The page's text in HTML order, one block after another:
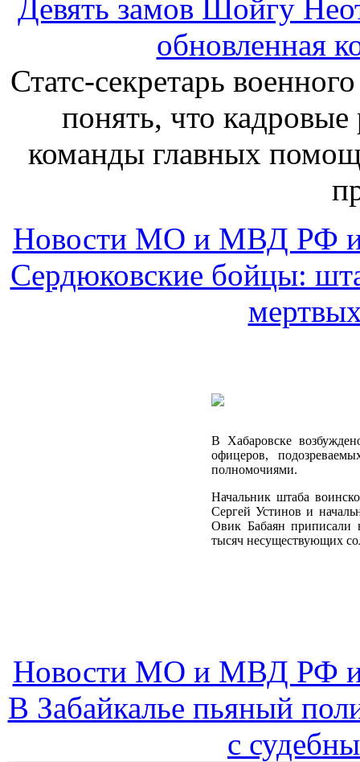
Девять замов Шойгу
обновленная
Статс-секретарь
понять, что
команды главных
Новости МО и МВД РФ
Сердюковские бойцы:
В Хабаровске
офицеров,
полномочиями.
Начальник штаба
Сергей Устинов и
Овик Бабаян приписали
тысяч несуществующих
Новости МО и МВД РФ
В Забайкалье пьяный
с